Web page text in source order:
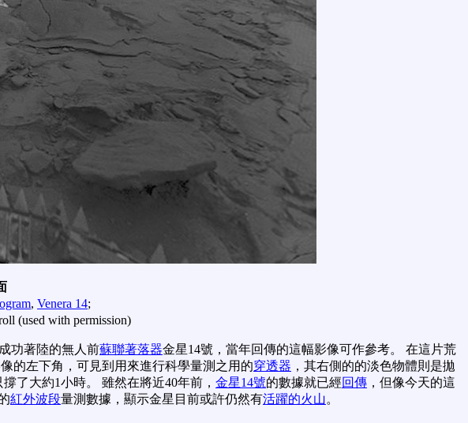
, Venera 14;
(used with permission)
成功著陸的無人前蘇聯著落器金星14號，當年回傳的這幅影像可作參考。 在這片荒
的左下角，可見到用來進行科學量測之用的穿透器 ，其右側的的淡色物體則是拋
撐了大約1小時。 雖然在將近40年前， 金星14號的數據就已經回傳 ，但像今天的這
紅外波段量測數據，顯示金星目前或許仍然有活躍的火山。